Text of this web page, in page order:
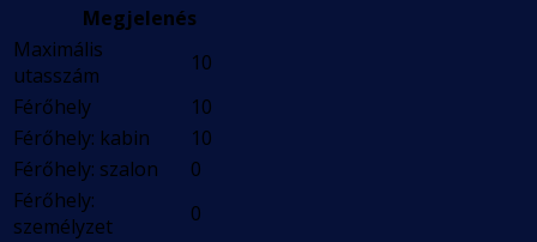
Megjelenés
Maximális
utasszám
10
Férőhely
10
Férőhely: kabin
10
Férőhely: szalon
0
Férőhely:
személyzet
0